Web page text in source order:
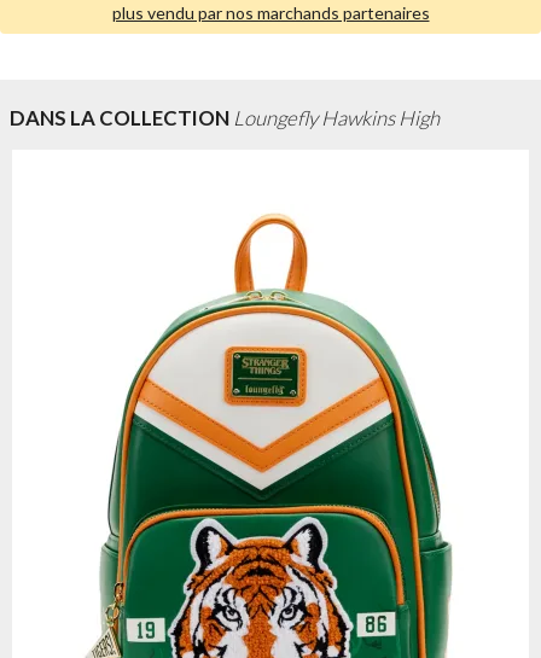
plus vendu par nos marchands partenaires
DANS LA COLLECTION Loungefly Hawkins High